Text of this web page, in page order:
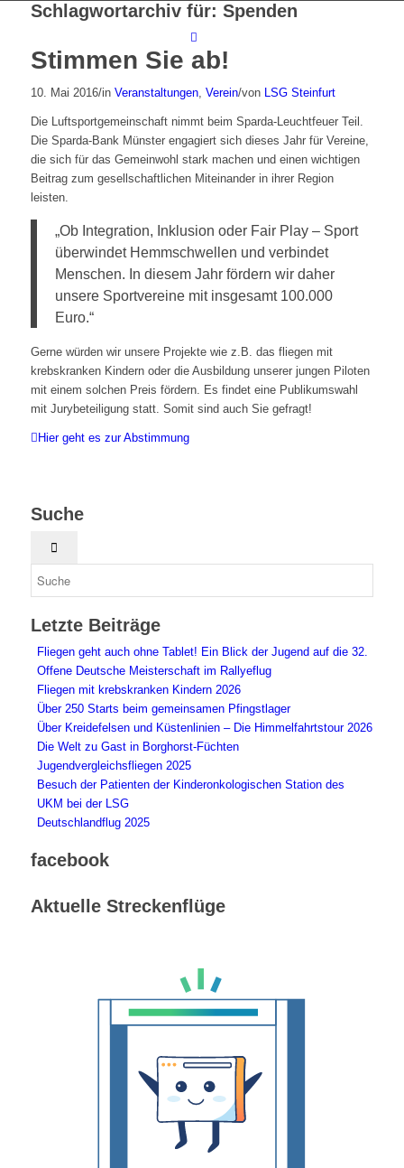
Schlagwortarchiv für: Spenden
Stimmen Sie ab!
10. Mai 2016/in Veranstaltungen, Verein/von LSG Steinfurt
Die Luftsportgemeinschaft nimmt beim Sparda-Leuchtfeuer Teil.
Die Sparda-Bank Münster engagiert sich dieses Jahr für Vereine,
die sich für das Gemeinwohl stark machen und einen wichtigen
Beitrag zum gesellschaftlichen Miteinander in ihrer Region
leisten.
„Ob Integration, Inklusion oder Fair Play – Sport
überwindet Hemmschwellen und verbindet
Menschen. In diesem Jahr fördern wir daher
unsere Sportvereine mit insgesamt 100.000
Euro.“
Gerne würden wir unsere Projekte wie z.B. das fliegen mit
krebskranken Kindern oder die Ausbildung unserer jungen Piloten
mit einem solchen Preis fördern. Es findet eine Publikumswahl
mit Jurybeteiligung statt. Somit sind auch Sie gefragt!
Hier geht es zur Abstimmung
Suche
Letzte Beiträge
Fliegen geht auch ohne Tablet! Ein Blick der Jugend auf die 32.
Offene Deutsche Meisterschaft im Rallyeflug
Fliegen mit krebskranken Kindern 2026
Über 250 Starts beim gemeinsamen Pfingstlager
Über Kreidefelsen und Küstenlinien – Die Himmelfahrtstour 2026
Die Welt zu Gast in Borghorst-Füchten
Jugendvergleichsfliegen 2025
Besuch der Patienten der Kinderonkologischen Station des
UKM bei der LSG
Deutschlandflug 2025
facebook
Aktuelle Streckenflüge